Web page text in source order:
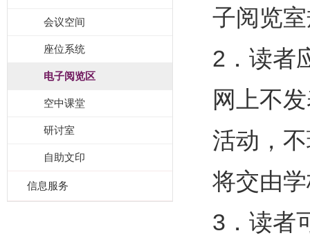
会议空间
座位系统
电子阅览区
空中课堂
研讨室
自助文印
信息服务
子阅览
2．读者
网上不
活动，
将交由
3．读者